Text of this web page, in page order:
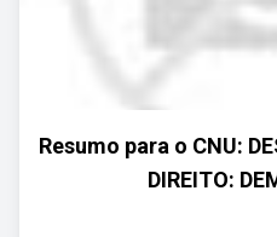
Resumo para o CNU:
DIREITO: